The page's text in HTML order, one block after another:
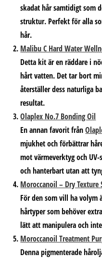
skadat hår samtidigt som
struktur. Perfekt för alla
hår.
Malibu C Hard Water
Detta kit är en räddare i
hårt vatten. Det tar bort
återställer dess naturliga
resultat.
Olaplex No.7 Bonding Oil
En annan favorit från
mjukhet och förbättrar
mot värmeverktyg och
och hanterbart utan att
Moroccanoil – Dry Texture
För den som vill ha volym
hårtyper som behöver
lätt att manipulera och
Moroccanoil Treatment
Denna pigmenterade